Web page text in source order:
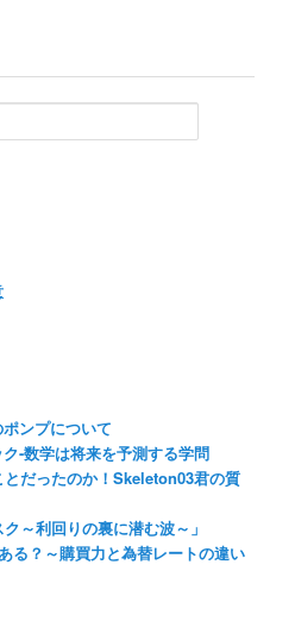
ンプについて
-数学は将来を予測する学問
だったのか！Skeleton03君の質
～利回りの裏に潜む波～」
る？～購買力と為替レートの違い